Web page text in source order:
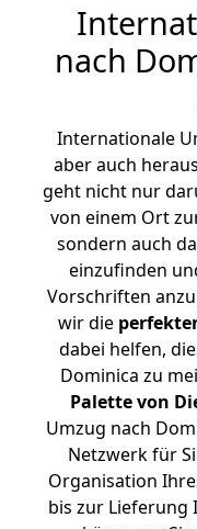
nach
Internationale
aber auch
geht nicht nur
von einem Ort
sondern auch
einzufinden
Vorschriften
wir die
dabei helfen,
Dominica zu
Palette von
Umzug nach
Netzwerk für
Organisation
bis zur Lieferung